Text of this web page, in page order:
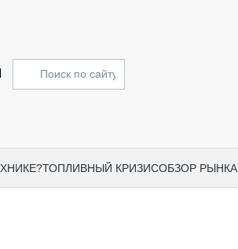
ТОПЛИВНЫЙ КРИЗИСОБЗОР РЫНКА